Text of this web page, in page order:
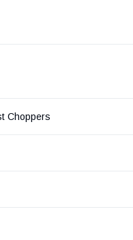
Choppers